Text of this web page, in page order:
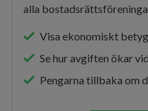
alla
Visa ekonomiskt
Se hur avgiften ökar
Pengarna tillbaka om